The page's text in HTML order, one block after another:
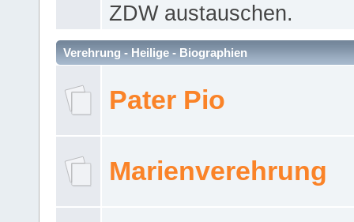
ZDW austauschen.
Verehrung - Heilige - Biographien
Pater Pio
Marienverehrung